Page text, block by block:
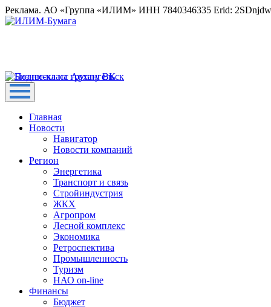
Реклама. АО «Группа «ИЛИМ» ИНН 7840346335 Erid:
Главная
Новости
Навигатор
Новости компаний
Регион
Энергетика
Транспорт и связь
Стройиндустрия
ЖКХ
Агропром
Лесной комплекс
Экономика
Ретроспектива
Промышленность
Туризм
НАО on-line
Финансы
Бюджет